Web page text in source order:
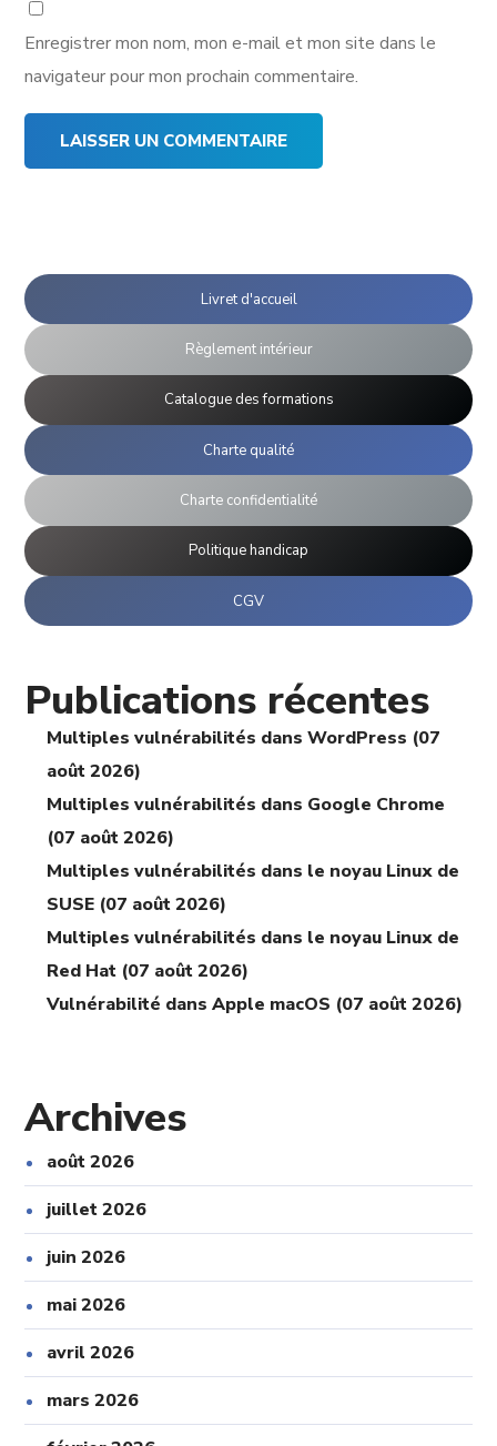
Enregistrer mon nom, mon e-mail et mon site dans le
navigateur pour mon prochain commentaire.
Livret d'accueil
Règlement intérieur
Catalogue des formations
Charte qualité
Charte confidentialité
Politique handicap
CGV
Publications récentes
Multiples vulnérabilités dans WordPress (07
août 2026)
Multiples vulnérabilités dans Google Chrome
(07 août 2026)
Multiples vulnérabilités dans le noyau Linux de
SUSE (07 août 2026)
Multiples vulnérabilités dans le noyau Linux de
Red Hat (07 août 2026)
Vulnérabilité dans Apple macOS (07 août 2026)
Archives
août 2026
juillet 2026
juin 2026
mai 2026
avril 2026
mars 2026